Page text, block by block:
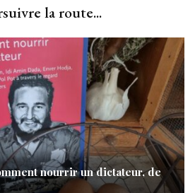
la route...
nourrir un dictateur, de